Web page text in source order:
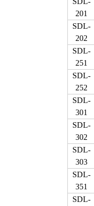
201
SDL-
202
SDL-
251
SDL-
252
SDL-
301
SDL-
302
SDL-
303
SDL-
351
SDL-